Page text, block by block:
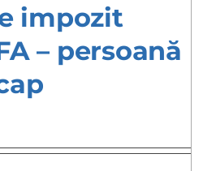
impozit
– persoană